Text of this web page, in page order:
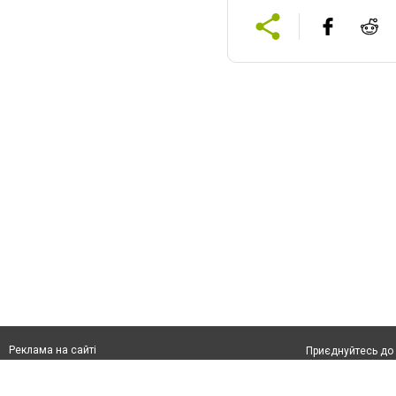
Реклама на сайті
Приєднуйтесь до